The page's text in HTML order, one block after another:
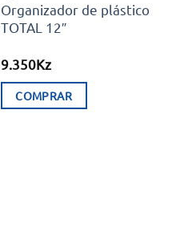
Organizador de plástico
TOTAL 12″
9.350Kz
COMPRAR